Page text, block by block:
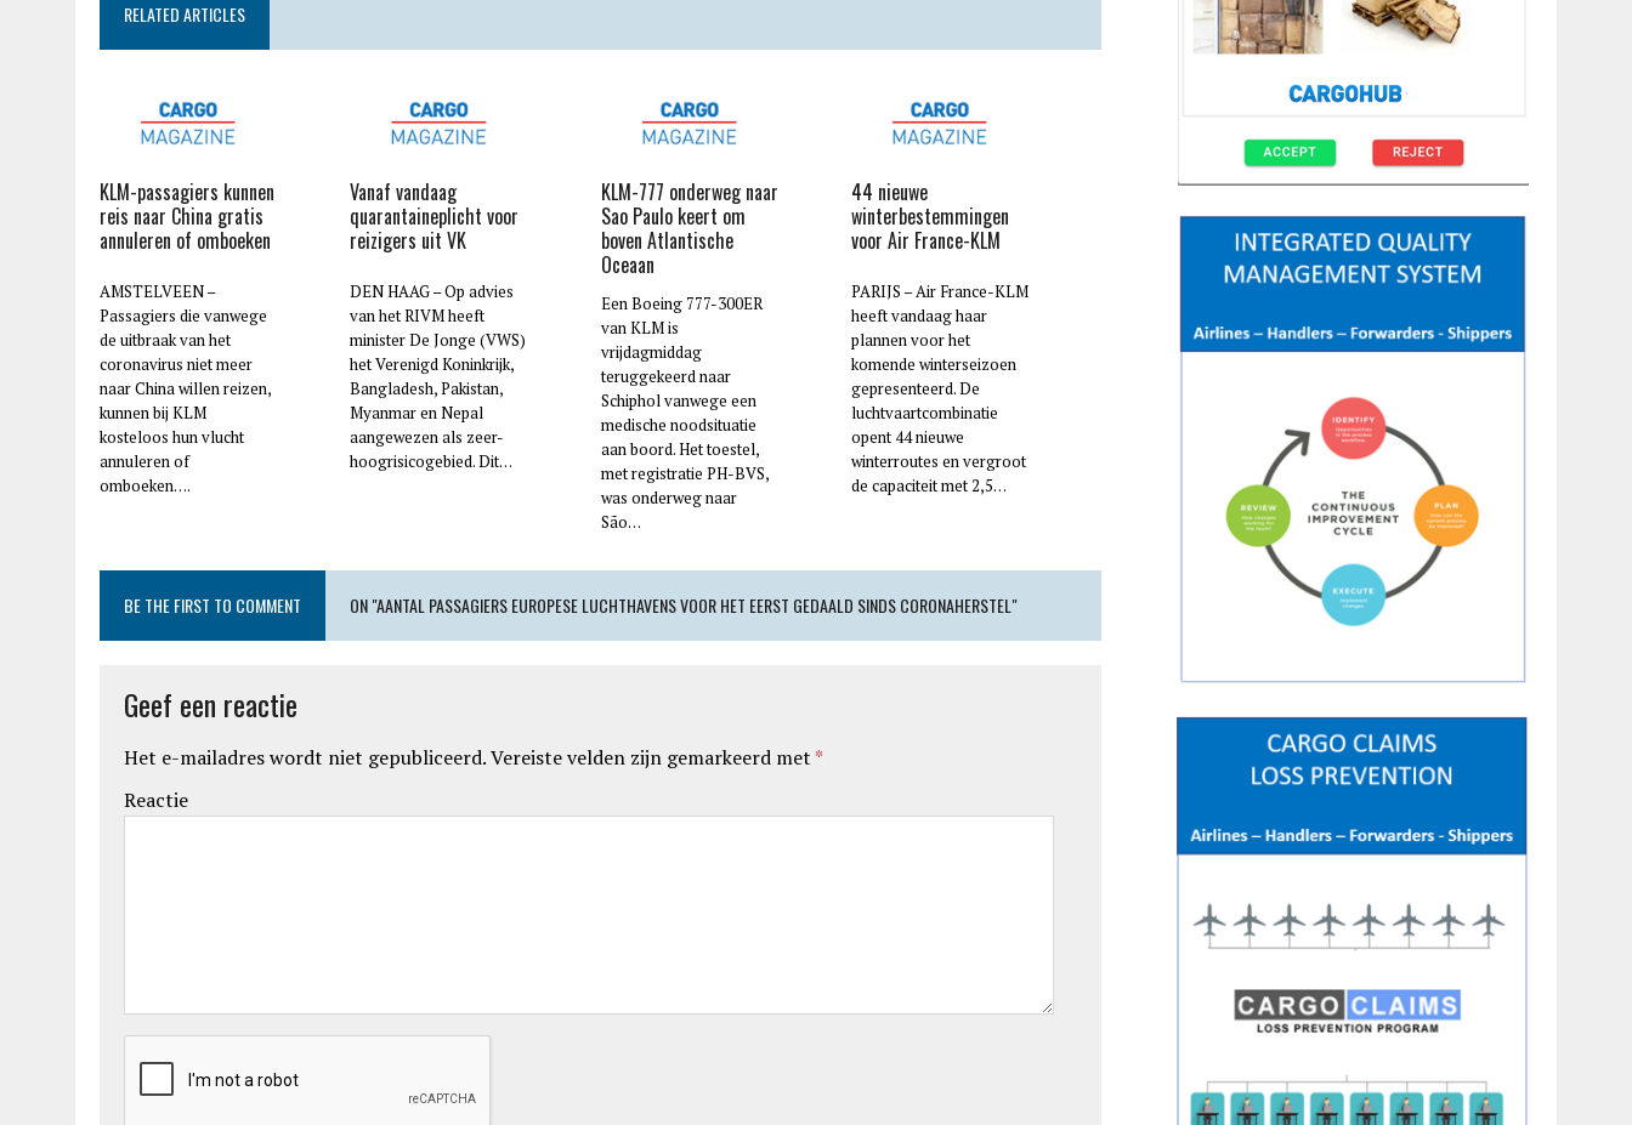
RELATED ARTICLES
KLM-passagiers kunnen
reis naar China gratis
annuleren of omboeken
AMSTELVEEN –
Passagiers die vanwege
de uitbraak van het
coronavirus niet meer
naar China willen reizen,
kunnen bij KLM
kosteloos hun vlucht
annuleren of
omboeken….
Vanaf vandaag
quarantaineplicht voor
reizigers uit VK
DEN HAAG – Op advies
van het RIVM heeft
minister De Jonge (VWS)
het Verenigd Koninkrijk,
Bangladesh, Pakistan,
Myanmar en Nepal
aangewezen als zeer-
hoogrisicogebied. Dit…
KLM-777 onderweg naar
Sao Paulo keert om
boven Atlantische
Oceaan
Een Boeing 777-300ER
van KLM is
vrijdagmiddag
teruggekeerd naar
Schiphol vanwege een
medische noodsituatie
aan boord. Het toestel,
met registratie PH-BVS,
was onderweg naar
São…
44 nieuwe
winterbestemmingen
voor Air France-KLM
PARIJS – Air France-KLM
heeft vandaag haar
plannen voor het
komende winterseizoen
gepresenteerd. De
luchtvaartcombinatie
opent 44 nieuwe
winterroutes en vergroot
de capaciteit met 2,5…
BE THE FIRST TO COMMENT ON "AANTAL PASSAGIERS EUROPESE LUCHTHAVENS VOOR HET EERST GEDAALD SINDS CORONAHERSTEL"
Geef een reactie
Het e-mailadres wordt niet gepubliceerd.Vereiste velden zijn gemarkeerd met *
Reactie